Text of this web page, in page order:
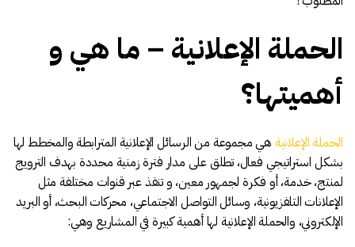
الحملة الإعلانية – ما هي و
أهميتها؟
الحملة الإعلانية هي مجموعة من الرسائل الإعلانية المترابطة والمخطط لها
بشكل استراتيجي فعال، تطلق على مدار فترة زمنية محددة بهدف الترويج
لمنتج، خدمة، أو فكرة لجمهور معين، و تنفذ عبر قنوات مختلفة مثل
الإعلانات التلفزيونية، وسائل التواصل الاجتماعي، محركات البحث، أو البريد
الإلكتروني، والحملة الإعلانية لها أهمية كبيرة في المشاريع وهي: